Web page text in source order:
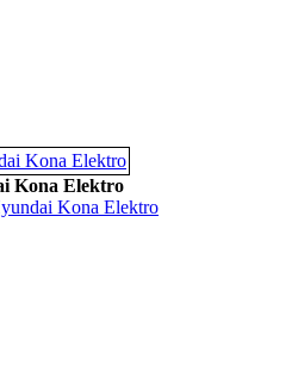
Kona Elektro
Kona Elektro